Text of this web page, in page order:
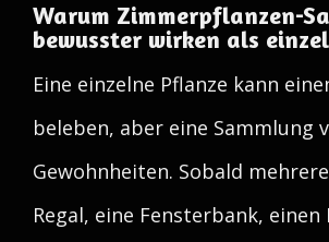
Warum Zimmerpflanzen-
bewusster wirken als
Eine einzelne Pflanze kann
beleben, aber eine Sammlung
Gewohnheiten. Sobald
Regal, eine Fensterbank, einen